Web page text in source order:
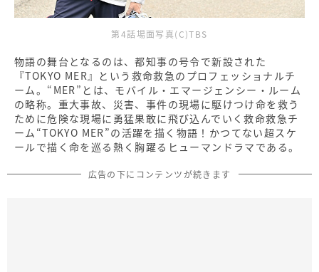
第4話場面写真(C)TBS
物語の舞台となるのは、都知事の号令で新設された
『TOKYO MER』という救命救急のプロフェッショナルチ
ーム。“MER”とは、モバイル・エマージェンシー・ルーム
の略称。重大事故、災害、事件の現場に駆けつけ命を救う
ために危険な現場に勇猛果敢に飛び込んでいく救命救急チ
ーム“TOKYO MER”の活躍を描く物語！かつてない超スケ
ールで描く命を巡る熱く胸躍るヒューマンドラマである。
広告の下にコンテンツが続きます